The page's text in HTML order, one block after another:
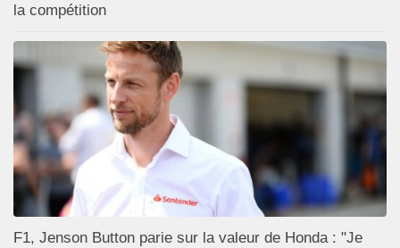
la compétition
F1, Jenson Button parie sur la valeur de Honda : "Je